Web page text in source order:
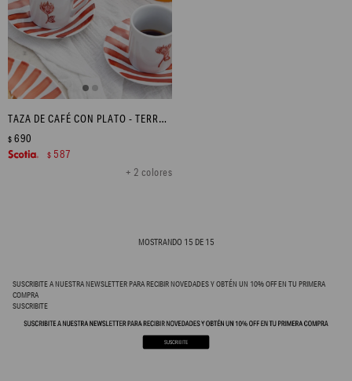
TAZA DE CAFÉ CON PLATO - TERRACOTA EN FLOR
+ 2 colores
$ 690
$ 587
MOSTRANDO 15 DE 15
SUSCRIBITE A NUESTRA NEWSLETTER PARA RECIBIR NOVEDADES Y OBTÉN UN 10% OFF EN TU PRIMERA
COMPRA
SUSCRIBITE